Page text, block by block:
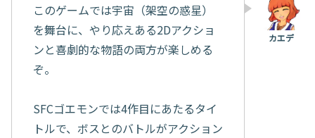
このゲームでは宇宙（架空の惑星）
を舞台に、やり応えある2Dアクショ
ンと喜劇的な物語の両方が楽しめる
ぞ。
SFCゴエモンでは4作目にあたるタイ
トルで、ボスとのバトルがアクション